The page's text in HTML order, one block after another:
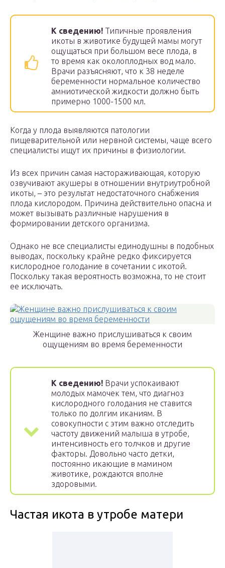
К сведению! Типичные проявления
икоты в животике будущей мамы могут
ощущаться при большом весе плода, в
то время как околоплодных вод мало.
Врачи разъясняют, что к 38 неделе
беременности нормальное количество
амниотической жидкости должно быть
примерно 1000-1500 мл.
Когда у плода выявляются патологии
пищеварительной или нервной системы, чаще всего
специалисты ищут их причины в физиологии.
Из всех причин самая настораживающая, которую
озвучивают акушеры в отношении внутриутробной
икоты, – это результат недостаточного снабжения
плода кислородом. Причина действительно опасна и
может вызывать различные нарушения в
формировании детского организма.
Однако не все специалисты единодушны в подобных
выводах, поскольку крайне редко фиксируется
кислородное голодание в сочетании с икотой.
Поскольку такая вероятность возможна, то не стоит
ее исключать.
Женщине важно прислушиваться к своим
ощущениям во время беременности
К сведению! Врачи успокаивают
молодых мамочек тем, что диагноз
кислородного голодания не ставится
только по долгим иканиям. В
совокупности с этим важно отследить
частоту движений малыша в утробе,
интенсивность его толчков и другие
факторы. Довольно часто детки,
постоянно икающие в мамином
животике, рождаются вполне
здоровыми.
Частая икота в утробе матери